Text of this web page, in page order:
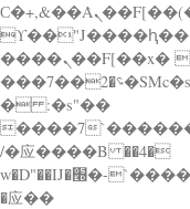
Ϲ�+,&��Ὰܢ��F[��(�1�*"��
����ܢ��F[��x� ,�!q�� қ�*]/
���؝�2��7�SMc�s"���ޭ�DQ/�应�ܢ��F_��!
� :�s"��
����7
/�应����B ��4�
w�D"��IJ�׭�-`������S��9�Dr�ji��EJ߅��gJ
�应��